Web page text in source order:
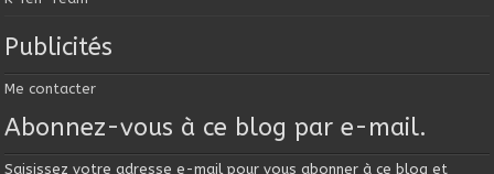
Publicités
Me contacter
Abonnez-vous à ce blog par e-mail.
Saisissez votre adresse e-mail pour vous abonner à ce blog et